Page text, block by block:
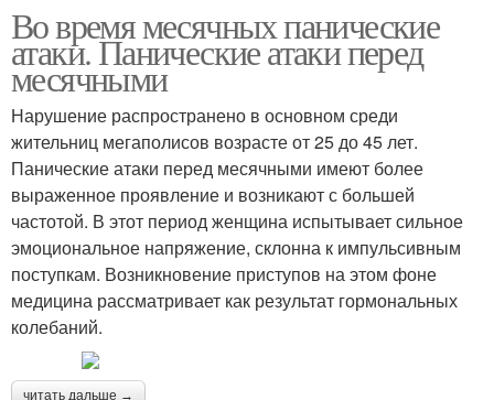
Во время месячных панические
атаки. Панические атаки перед
месячными
Нарушение распространено в основном среди
жительниц мегаполисов возрасте от 25 до 45 лет.
Панические атаки перед месячными имеют более
выраженное проявление и возникают с большей
частотой. В этот период женщина испытывает сильное
эмоциональное напряжение, склонна к импульсивным
поступкам. Возникновение приступов на этом фоне
медицина рассматривает как результат гормональных
колебаний.
читать дальше →